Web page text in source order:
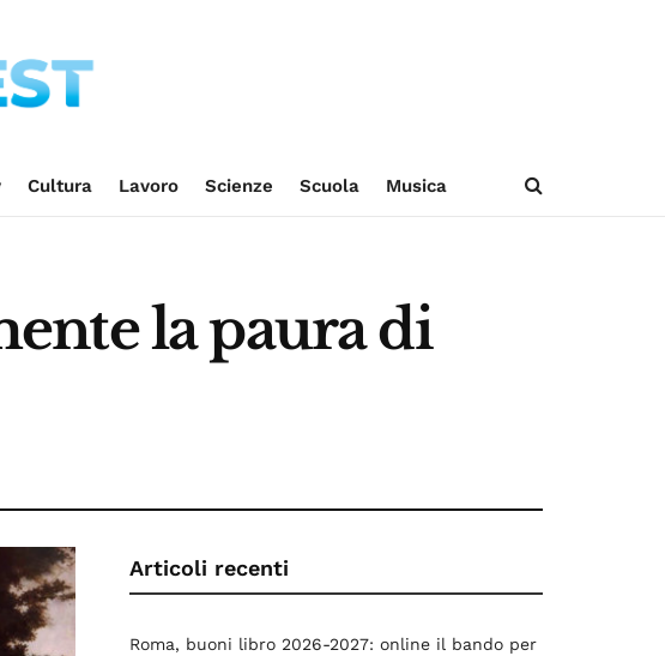
Cultura Lavoro Scienze Scuola Musica
la paura di
Articoli recenti
Roma, buoni libro 2026-2027: online il bando per